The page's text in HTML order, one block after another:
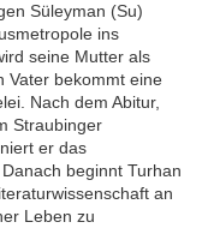
Süleyman (Su)
ins
seine Mutter als
Vater bekommt eine
Nach dem Abitur,
Straubinger
er das
beginnt Turhan
an
Leben zu